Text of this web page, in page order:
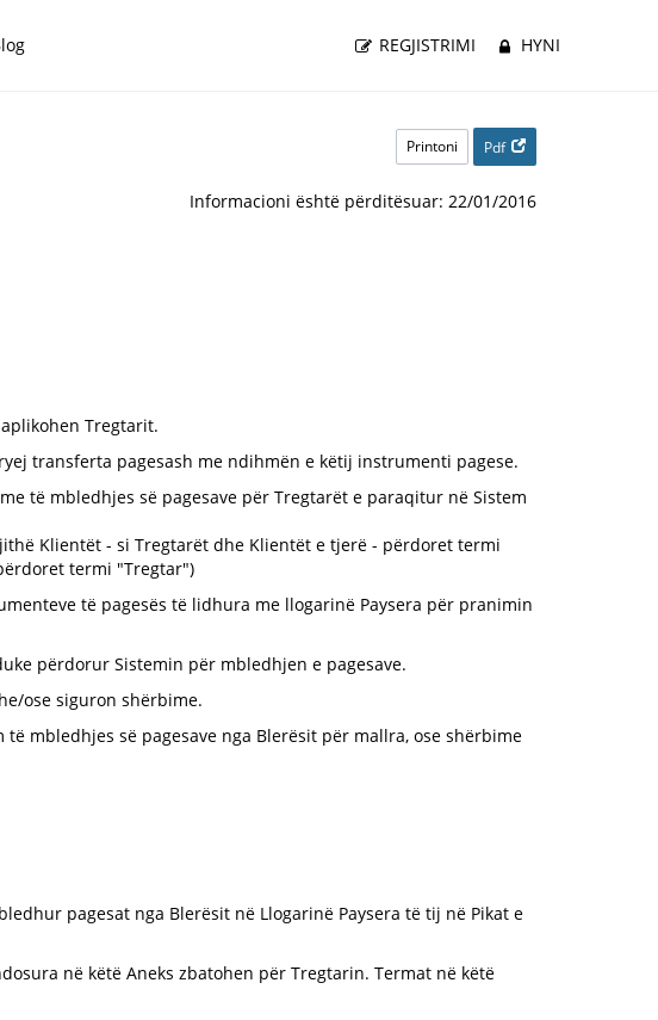
REGJISTRIMI HYNI
Printoni Pdf
Informacioni është përditësuar: 22/01/2016
Tregtarit.
transferta pagesash me ndihmën e këtij instrumenti pagese.
të mbledhjes së pagesave për Tregtarët e paraqitur në Sistem
Klientët - si Tregtarët dhe Klientët e tjerë - përdoret termi
termi "Tregtar")
të pagesës të lidhura me llogarinë Paysera për pranimin
përdorur Sistemin për mbledhjen e pagesave.
ose siguron shërbime.
mbledhjes së pagesave nga Blerësit për mallra, ose shërbime
pagesat nga Blerësit në Llogarinë Paysera të tij në Pikat e
në këtë Aneks zbatohen për Tregtarin. Termat në këtë